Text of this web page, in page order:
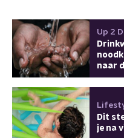
Up 2
naar
Dit
je na